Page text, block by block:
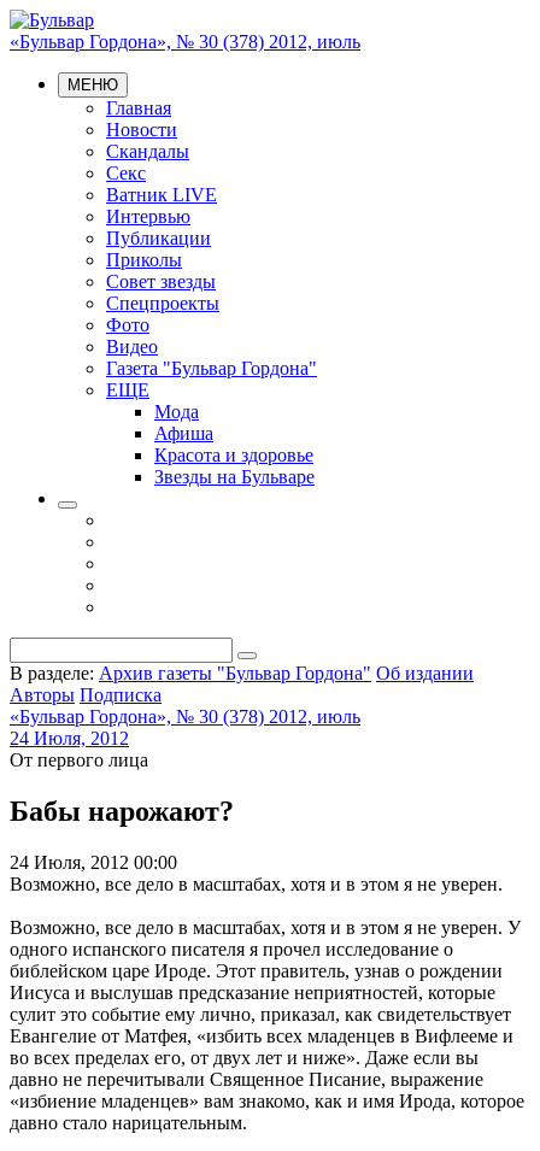
«Бульвар Гордона», № 30 (378) 2012, июль
МЕНЮ
Главная
Новости
Скандалы
Секс
Ватник LIVE
Интервью
Публикации
Приколы
Совет звезды
Спецпроекты
Фото
Видео
Газета "Бульвар Гордона"
ЕЩЕ
Мода
Афиша
Красота и здоровье
Звезды на Бульваре
В разделе: Архив газеты "Бульвар Гордона" Об издании
Авторы Подписка
«Бульвар Гордона», № 30 (378) 2012, июль
24 Июля, 2012
От первого лица
Бабы нарожают?
24 Июля, 2012 00:00
Возможно, все дело в масштабах, хотя и в этом я не уверен.
Возможно, все дело в масштабах, хотя и в этом я не уверен. У
одного испанского писателя я прочел исследование о
библейском царе Ироде. Этот правитель, узнав о рождении
Иисуса и выслушав предсказание неприятностей, которые
сулит это событие ему лично, приказал, как свидетельствует
Евангелие от Матфея, «избить всех младенцев в Вифлееме и
во всех пределах его, от двух лет и ниже». Даже если вы
давно не перечитывали Священное Писание, выражение
«избиение младенцев» вам знакомо, как и имя Ирода, которое
давно стало нарицательным.